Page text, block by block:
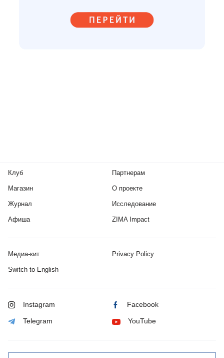
Клуб
Магазин
Журнал
Афиша
Партнерам
О проекте
Исследование
ZIMA Impact
Медиа-кит Privacy Policy
Switch to English
Instagram Facebook
Telegram YouTube